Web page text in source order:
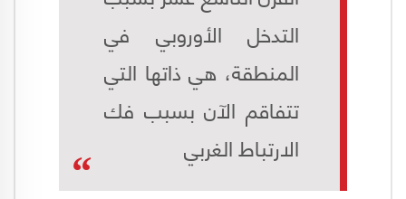
التدخل الأوروبي في
المنطقة، هي ذاتها التي
تتفاقم الآن بسبب فك
الارتباط الغربي